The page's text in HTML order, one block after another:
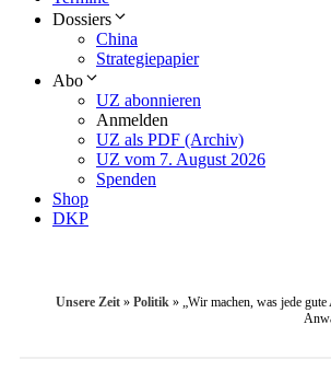
Dossiers
China
Strategiepapier
Abo
UZ abonnieren
Anmelden
UZ als PDF (Archiv)
UZ vom 7. August 2026
Spenden
Shop
DKP
Unsere Zeit » Politik » „Wir machen, was jede